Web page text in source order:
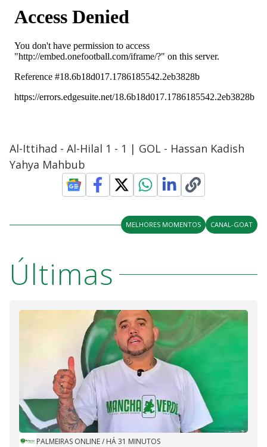
Al-Ittihad - Al-Hilal 1 - 1 | GOL - Hassan Kadish
Yahya Mahbub
MELHORES MOMENTOS CANAL-GOAT
Últimas
PALMEIRAS ONLINE/ HÁ 31 MINUTOS